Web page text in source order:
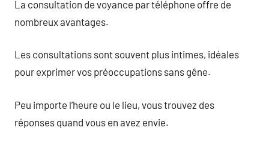
La consultation de voyance par téléphone offre de
nombreux avantages.
Les consultations sont souvent plus intimes, idéales
pour exprimer vos préoccupations sans gêne.
Peu importe l’heure ou le lieu, vous trouvez des
réponses quand vous en avez envie.